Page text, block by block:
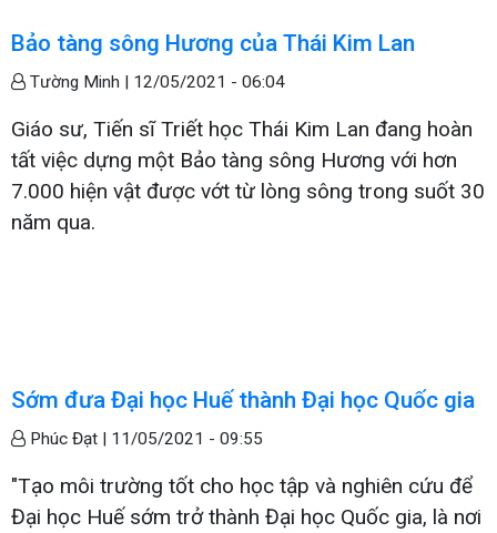
Bảo tàng sông Hương của Thái Kim Lan
Tường Minh | 12/05/2021 - 06:04
Giáo sư, Tiến sĩ Triết học Thái Kim Lan đang hoàn
tất việc dựng một Bảo tàng sông Hương với hơn
7.000 hiện vật được vớt từ lòng sông trong suốt 30
năm qua.
Sớm đưa Đại học Huế thành Đại học Quốc gia
Phúc Đạt | 11/05/2021 - 09:55
"Tạo môi trường tốt cho học tập và nghiên cứu để
Đại học Huế sớm trở thành Đại học Quốc gia, là nơi